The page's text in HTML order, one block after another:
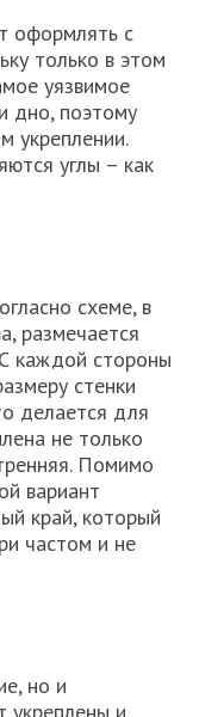
оформлять с
только в этом
уязвимое
дно, поэтому
укреплении.
углы – как
схеме, в
размечается
каждой стороны
стенки
делается для
не только
Помимо
вариант
край, который
частом и не
но и